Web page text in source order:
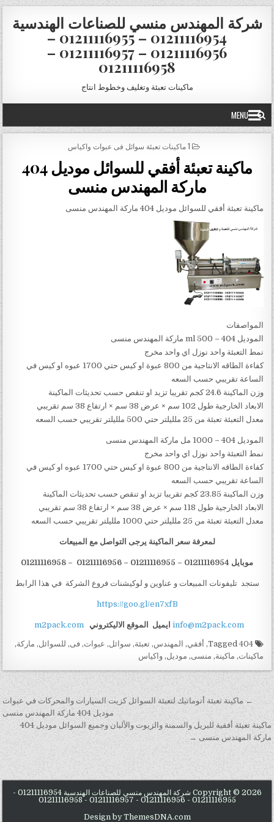
Skip to content
شركة المهندس منسي للصناعات الهندسية
01211116954 – 01211116955 –
01211116956 – 01211116957 –
01211116958
ماكينات تعبئة وتغليف وخطوط انتاج
MENU
POSTED IN1 ماكينات تعبئة سوائل فى عبوات واكياس
ماكينة تعبئة أفقي للسوائل موديل 404
ماركة المهندس منسى
ماكينة تعبئة أفقي للسوائل موديل 404 ماركة المهندس منسى
المواصفات
الموديل 404 – 500 ml ماركة المهندس منسى
نمط التعبئة واحد نوزل اي واحد مخرج
كفاءة الطاقه الانتاجية من 800 عبوة او كيس حتي 1700 عبوه او كيس في
الساعة تقريبي حسب السعه
وزن الماكينة 24.6 كجم تقريبا تزيد او تنقص حسب تحديثات الماكينة
الابعاد الخارجية طول 102 سم × عرض 38 سم × ارتفاع 38 سم تقريبي
معدل التعبئة تعبئة من 25 ملليلتر حتي 500 ملليلتر تقريبي حسب السعه
الموديل 404 – 1000 مل ماركة المهندس منسى
نمط التعبئة واحد نوزل اي واحد مخرج
كفاءة الطاقه الانتاجية من 800 عبوة او كيس حتي 1700 عبوه او كيس في
الساعة تقريبي حسب السعه
وزن الماكينة 23.85 كجم تقريبا تزيد او تنقص حسب تحديثات الماكينة
الابعاد الخارجية طول 118 سم × عرض 38 سم × ارتفاع 38 سم تقريبي
معدل التعبئة تعبئة من 25 ملليلتر حتي 1000 ملليلتر تقريبي حسب السعه
لمعرفة سعر الماكينة يرجى التواصل مع المبيعات
موبايل 01211116954 – 01211116955 – 01211116956 – 01211116958
ستجد تليفونات المبيعات و عناوين و لوكيشنات فروع الشركة في هذا الرابط
https://goo.gl/en7xfB
info@m2pack.com ايميل الموقع الاليكتروني m2pack.com
Tagged
404
, أفقي, المهندس,تعبئة, سوائل, عبوات,فى, للسوائل, ماركة,
ماكينات, ماكينة, منسى, موديل,واكياس
تصفّح المقالات
← ماكينة تعبئة أتوماتيك لتعبئة السوائل كزيت السيارات والمحركات في عبوات
موديل 404 ماركة المهندس منسى
ماكينة تعبئة أفقية للبريل والسمنة والزيوت والألبان وجميع السوائل موديل 404
ماركة المهندس منسى →
Copyright © 2026 شركة المهندس منسي للصناعات الهندسية 01211116954 -
01211116955 - 01211116956 - 01211116957 - 01211116958
Design by ThemesDNA.com